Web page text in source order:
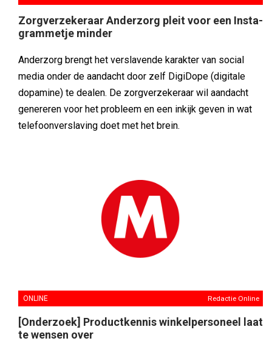
Zorgverzekeraar Anderzorg pleit voor een Insta-
grammetje minder
Anderzorg brengt het verslavende karakter van social
media onder de aandacht door zelf DigiDope (digitale
dopamine) te dealen. De zorgverzekeraar wil aandacht
genereren voor het probleem en een inkijk geven in wat
telefoonverslaving doet met het brein.
ONLINE Redactie Online
[Onderzoek] Productkennis winkelpersoneel laat
te wensen over